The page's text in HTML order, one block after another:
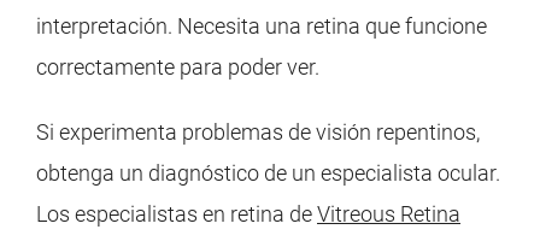
interpretación. Necesita una retina que funcione
correctamente para poder ver.
Si experimenta problemas de visión repentinos,
obtenga un diagnóstico de un especialista ocular.
Los especialistas en retina deVitreous Retina